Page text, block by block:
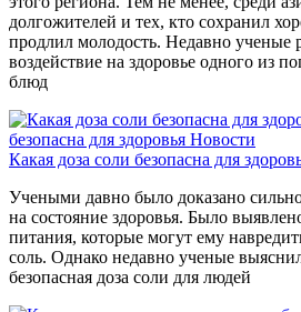
долгожителей и тех, кто сохранил
продлил молодость. Недавно ученые
воздействие на здоровье одного из
блюд
безопасна для здоровья Новости
Какая доза соли безопасна для
Учеными давно было доказано
на состояние здоровья. Было
питания, которые могут ему
соль. Однако недавно ученые
безопасная доза соли для людей